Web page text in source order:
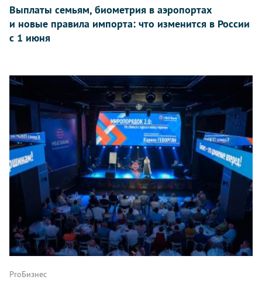
Выплаты семьям, биометрия в аэропортах
и новые правила импорта: что изменится в России
с 1 июня
ProБизнес